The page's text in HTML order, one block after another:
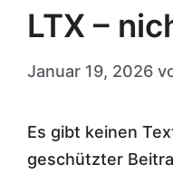
LTX –
Januar 19, 2026
Es gibt keinen
geschützter